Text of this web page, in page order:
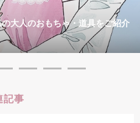
大人のおもちゃ・道具をご紹介
記事